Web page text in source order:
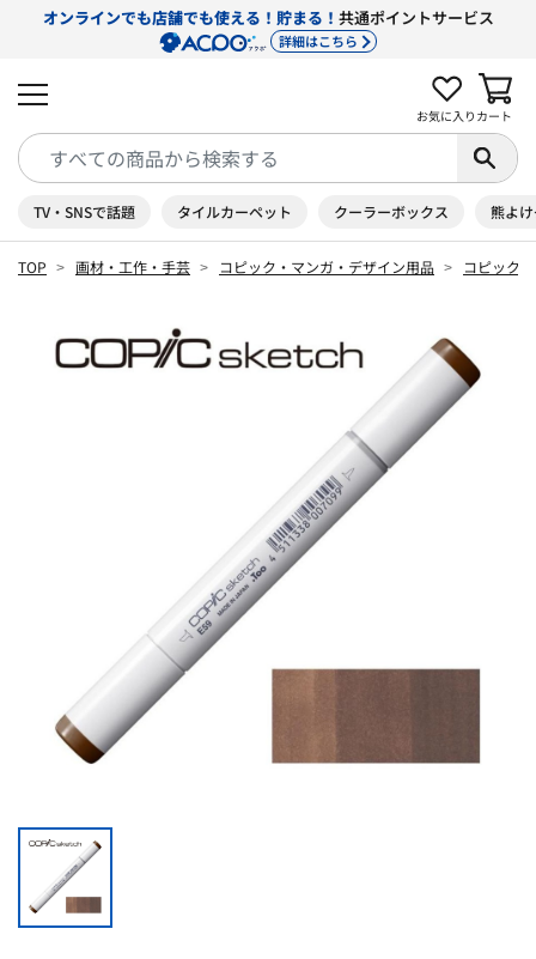
オンラインでも店舗でも使える！貯まる！ 共通ポイントサービス
詳細はこちら
お気に入り カート
TV・SNSで話題 タイルカーペット クーラーボックス 熊よ
TOP 画材・工作・手芸 コピック・マンガ・デザイン用品 コピック